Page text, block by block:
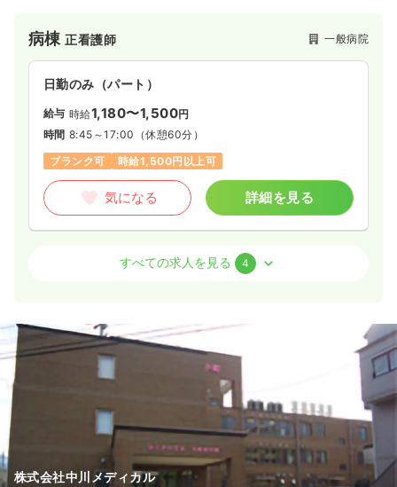
で、地域包括ケア病床を有し、地域住民のニーズに貢献してい
ます。
病棟正看護師 一般病院
日勤のみ（パート）
給与 時給1,180〜1,500円
時間 8:45～17:00 （休憩60分）
ブランク可
時給1,500円以上可
気になる 詳細を見る
介護・福祉系正・准看護師 デイケア・デイサービス
給与 時給1,100〜1,280円
時間 8:35～16:50
（休憩60分）
時給1,200円以上可
気になる 詳細を見る
訪問看護正・准看護師 デイケア・デイサービス
すべての求人を見る 4
株式会社中川メディカル